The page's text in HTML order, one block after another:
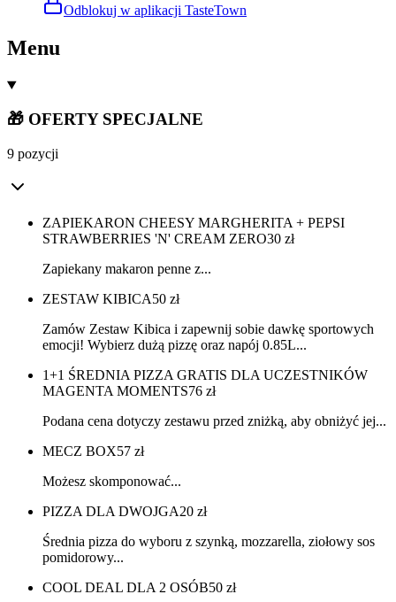
Odblokuj w aplikacji TasteTown
Menu
🎁 OFERTY SPECJALNE
9 pozycji
ZAPIEKARON CHEESY MARGHERITA + PEPSI
STRAWBERRIES 'N' CREAM ZERO30 zł
Zapiekany makaron penne z...
ZESTAW KIBICA50 zł
Zamów Zestaw Kibica i zapewnij sobie dawkę sportowych
emocji! Wybierz dużą pizzę oraz napój 0.85L...
1+1 ŚREDNIA PIZZA GRATIS DLA UCZESTNIKÓW
MAGENTA MOMENTS76 zł
Podana cena dotyczy zestawu przed zniżką, aby obniżyć jej...
MECZ BOX57 zł
Możesz skomponować...
PIZZA DLA DWOJGA20 zł
Średnia pizza do wyboru z szynką, mozzarella, ziołowy sos
pomidorowy...
COOL DEAL DLA 2 OSÓB50 zł